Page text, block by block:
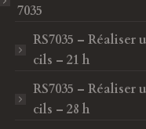
7035
RS7035 – Réaliser
cils – 21 h
RS7035 – Réaliser
cils – 28 h